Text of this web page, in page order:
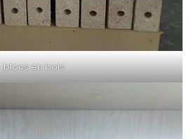
blocs en bois